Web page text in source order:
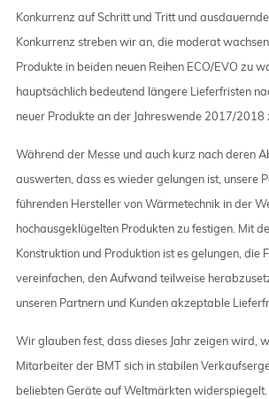
Konkurrenz auf Schritt und Tritt und
Konkurrenz streben wir an, die moderat
Produkte in beiden neuen Reihen ECO/EVO zu
hauptsächlich bedeutend längere Lieferfristen
neuer Produkte an der Jahreswende 2017/2018
Während der Messe und auch kurz nach deren
auswerten, dass es wieder gelungen ist, unsere
führenden Hersteller von Wärmetechnik in der
hochausgeklügelten Produkten zu festigen. Mit
Konstruktion und Produktion ist es gelungen, die
vereinfachen, den Aufwand teilweise
unseren Partnern und Kunden akzeptable
Wir glauben fest, dass dieses Jahr zeigen wird,
Mitarbeiter der BMT sich in stabilen
beliebten Geräte auf Weltmärkten widerspiegelt.